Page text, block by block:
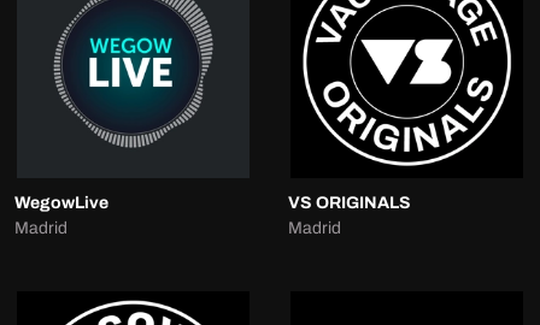
WegowLive
Madrid
VS ORIGINALS
Madrid